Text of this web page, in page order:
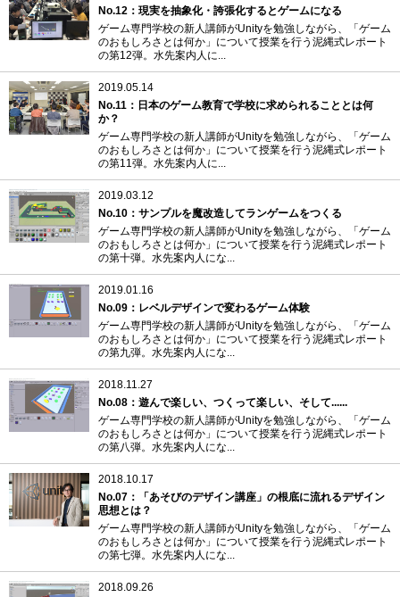
No.12：現実を抽象化・誇張化するとゲームになる
ゲーム専門学校の新人講師がUnityを勉強しながら、「ゲーム
のおもしろさとは何か」について授業を行う泥縄式レポート
の第12弾。水先案内人に...
2019.05.14
No.11：日本のゲーム教育で学校に求められることとは何
か？
ゲーム専門学校の新人講師がUnityを勉強しながら、「ゲーム
のおもしろさとは何か」について授業を行う泥縄式レポート
の第11弾。水先案内人に...
2019.03.12
No.10：サンプルを魔改造してランゲームをつくる
ゲーム専門学校の新人講師がUnityを勉強しながら、「ゲーム
のおもしろさとは何か」について授業を行う泥縄式レポート
の第十弾。水先案内人にな...
2019.01.16
No.09：レベルデザインで変わるゲーム体験
ゲーム専門学校の新人講師がUnityを勉強しながら、「ゲーム
のおもしろさとは何か」について授業を行う泥縄式レポート
の第九弾。水先案内人にな...
2018.11.27
No.08：遊んで楽しい、つくって楽しい、そして......
ゲーム専門学校の新人講師がUnityを勉強しながら、「ゲーム
のおもしろさとは何か」について授業を行う泥縄式レポート
の第八弾。水先案内人にな...
2018.10.17
No.07：「あそびのデザイン講座」の根底に流れるデザイン
思想とは？
ゲーム専門学校の新人講師がUnityを勉強しながら、「ゲーム
のおもしろさとは何か」について授業を行う泥縄式レポート
の第七弾。水先案内人にな...
2018.09.26